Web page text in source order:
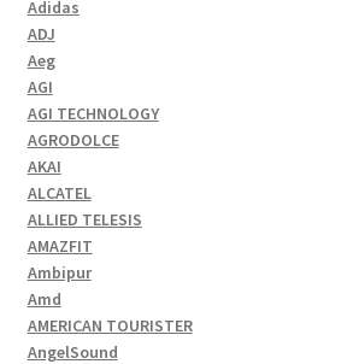
Adidas
ADJ
Aeg
AGI
AGI TECHNOLOGY
AGRODOLCE
AKAI
ALCATEL
ALLIED TELESIS
AMAZFIT
Ambipur
Amd
AMERICAN TOURISTER
AngelSound